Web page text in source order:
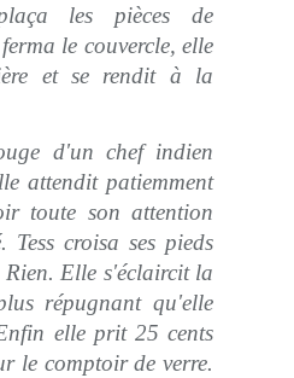
les pièces de
le couvercle, elle
et se rendit à la
d'un chef indien
attendit patiemment
toute son attention
croisa ses pieds
Elle s'éclaircit la
répugnant qu'elle
elle prit 25 cents
le comptoir de verre.